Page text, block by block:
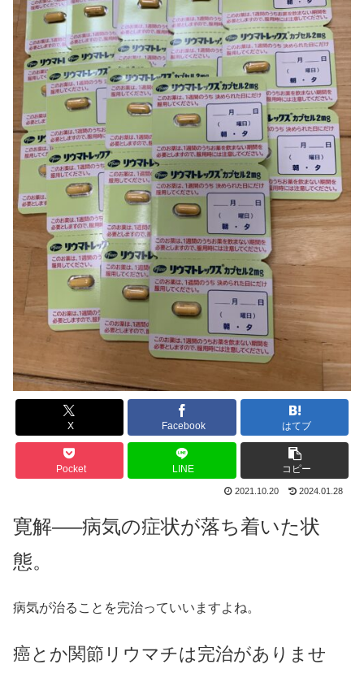
X Facebook はてブ
Pocket LINE コピー
2021.10.20 2024.01.28
寛解—–病気の症状が落ち着いた状
態。
病気が治ることを完治っていいますよね。
癌とか関節リウマチは完治がありませ